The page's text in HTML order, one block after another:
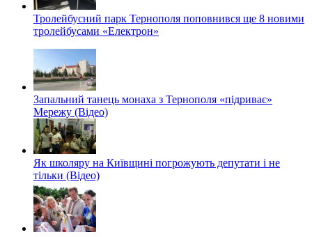
Тролейбусний парк Тернополя поповнився ще 8 новими
тролейбусами «Електрон»
Запальний танець монаха з Тернополя «підриває»
Мережу (Відео)
Як школяру на Київщині погрожують депутати і не
тільки (Відео)